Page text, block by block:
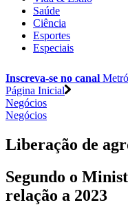
Saúde
Ciência
Esportes
Especiais
Inscreva-se no canal
Página Inicial
Negócios
Negócios
Liberação de
Segundo o
relação a 2023